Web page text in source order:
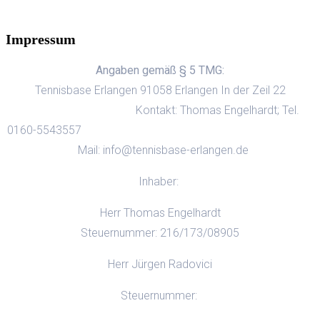
Impressum
Angaben gemäß § 5 TMG:
Tennisbase Erlangen 91058 Erlangen In der Zeil 22
Kontakt: Thomas Engelhardt; Tel.
0160-5543557
Mail: info@tennisbase-erlangen.de
Inhaber:
Herr Thomas Engelhardt
Steuernummer: 216/173/08905
Herr Jürgen Radovici
Steuernummer: